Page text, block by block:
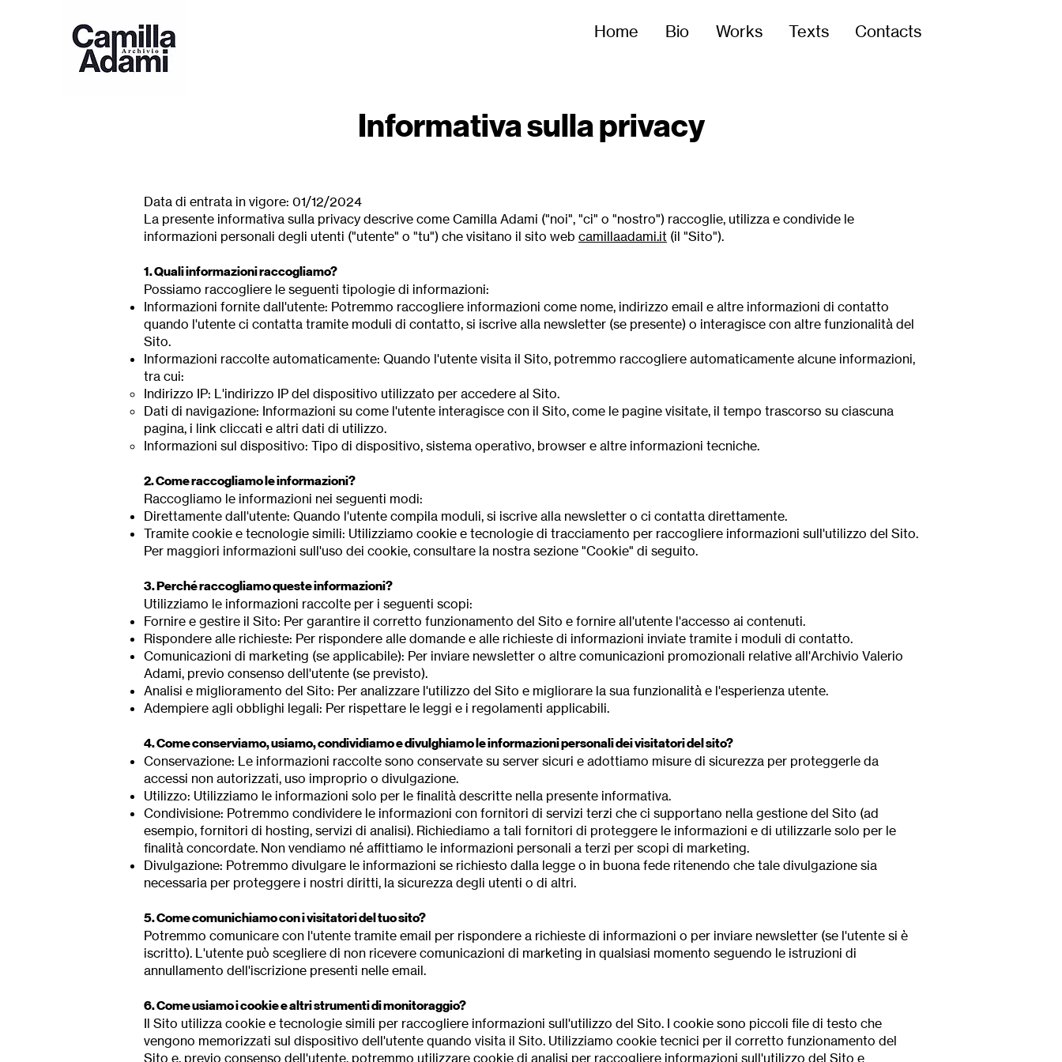
Home Bio Works Texts Contacts
Informativa sulla privacy
Data di entrata in vigore: 01/12/2024
La presente informativa sulla privacy descrive come Camilla Adami ("noi", "ci" o "nostro") raccoglie, utilizza e condivide le
informazioni personali degli utenti ("utente" o "tu") che visitano il sito web camillaadami.it (il "Sito").
1. Quali informazioni raccogliamo?
Possiamo raccogliere le seguenti tipologie di informazioni:
Informazioni fornite dall'utente: Potremmo raccogliere informazioni come nome, indirizzo email e altre informazioni di contatto
quando l'utente ci contatta tramite moduli di contatto, si iscrive alla newsletter (se presente) o interagisce con altre funzionalità del
Sito.
Informazioni raccolte automaticamente: Quando l'utente visita il Sito, potremmo raccogliere automaticamente alcune informazioni,
tra cui:
Indirizzo IP: L'indirizzo IP del dispositivo utilizzato per accedere al Sito.
Dati di navigazione: Informazioni su come l'utente interagisce con il Sito, come le pagine visitate, il tempo trascorso su ciascuna
pagina, i link cliccati e altri dati di utilizzo.
Informazioni sul dispositivo: Tipo di dispositivo, sistema operativo, browser e altre informazioni tecniche.
2. Come raccogliamo le informazioni?
Raccogliamo le informazioni nei seguenti modi:
Direttamente dall'utente: Quando l'utente compila moduli, si iscrive alla newsletter o ci contatta direttamente.
Tramite cookie e tecnologie simili: Utilizziamo cookie e tecnologie di tracciamento per raccogliere informazioni sull'utilizzo del Sito.
Per maggiori informazioni sull'uso dei cookie, consultare la nostra sezione "Cookie" di seguito.
3. Perché raccogliamo queste informazioni?
Utilizziamo le informazioni raccolte per i seguenti scopi:
Fornire e gestire il Sito: Per garantire il corretto funzionamento del Sito e fornire all'utente l'accesso ai contenuti.
Rispondere alle richieste: Per rispondere alle domande e alle richieste di informazioni inviate tramite i moduli di contatto.
Comunicazioni di marketing (se applicabile): Per inviare newsletter o altre comunicazioni promozionali relative all'Archivio Valerio
Adami, previo consenso dell'utente (se previsto).
Analisi e miglioramento del Sito: Per analizzare l'utilizzo del Sito e migliorare la sua funzionalità e l'esperienza utente.
Adempiere agli obblighi legali: Per rispettare le leggi e i regolamenti applicabili.
4. Come conserviamo, usiamo, condividiamo e divulghiamo le informazioni personali dei visitatori del sito?
Conservazione: Le informazioni raccolte sono conservate su server sicuri e adottiamo misure di sicurezza per proteggerle da
accessi non autorizzati, uso improprio o divulgazione.
Utilizzo: Utilizziamo le informazioni solo per le finalità descritte nella presente informativa.
Condivisione: Potremmo condividere le informazioni con fornitori di servizi terzi che ci supportano nella gestione del Sito (ad
esempio, fornitori di hosting, servizi di analisi). Richiediamo a tali fornitori di proteggere le informazioni e di utilizzarle solo per le
finalità concordate. Non vendiamo né affittiamo le informazioni personali a terzi per scopi di marketing.
Divulgazione: Potremmo divulgare le informazioni se richiesto dalla legge o in buona fede ritenendo che tale divulgazione sia
necessaria per proteggere i nostri diritti, la sicurezza degli utenti o di altri.
5. Come comunichiamo con i visitatori del tuo sito?
Potremmo comunicare con l'utente tramite email per rispondere a richieste di informazioni o per inviare newsletter (se l'utente si è
iscritto). L'utente può scegliere di non ricevere comunicazioni di marketing in qualsiasi momento seguendo le istruzioni di
annullamento dell'iscrizione presenti nelle email.
6. Come usiamo i cookie e altri strumenti di monitoraggio?
Il Sito utilizza cookie e tecnologie simili per raccogliere informazioni sull'utilizzo del Sito. I cookie sono piccoli file di testo che
vengono memorizzati sul dispositivo dell'utente quando visita il Sito. Utilizziamo cookie tecnici per il corretto funzionamento del
Sito e, previo consenso dell'utente, potremmo utilizzare cookie di analisi per raccogliere informazioni sull'utilizzo del Sito e